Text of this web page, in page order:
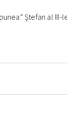
Ştefan al